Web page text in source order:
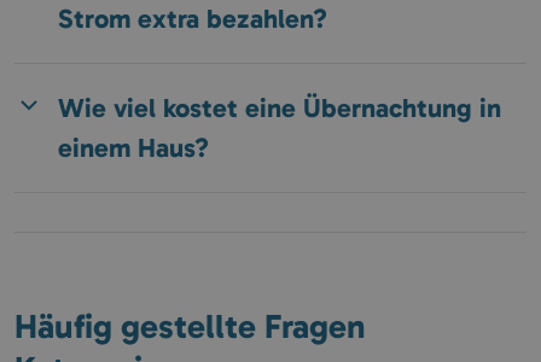
Strom extra bezahlen?
Wie viel kostet eine Übernachtung in
einem Haus?
Häufig gestellte Fragen